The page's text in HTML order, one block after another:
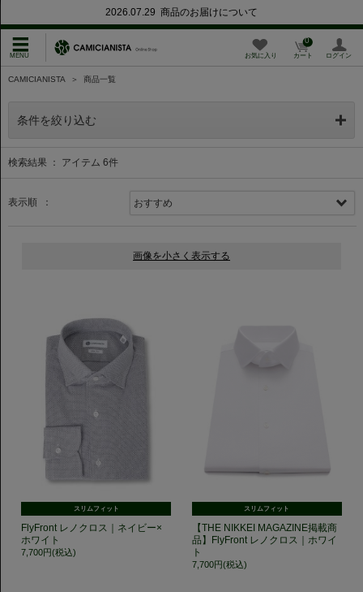
2026.07.29 商品のお届けについて
お気に入り カート
0
ログイン
CAMICIANISTA ＞ 商品一覧
条件を絞り込む
検索結果 ： アイテム 6件
表示順 ：
スリムフィット
FlyFront レノクロス｜ネイビー×
ホワイト
7,700円(税込)
スリムフィット
【THE NIKKEI MAGAZINE掲載商
品】FlyFront レノクロス｜ホワイ
ト
7,700円(税込)